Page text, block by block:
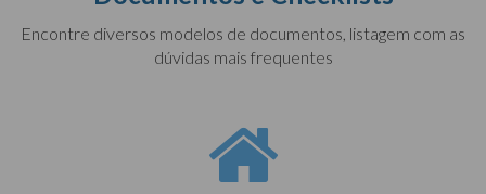
Encontre diversos modelos de documentos, listagem com as
dúvidas mais frequentes